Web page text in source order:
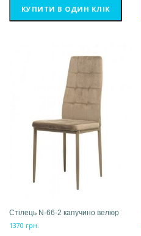
КУПИТИ В ОДИН КЛІК
Стілець N-66-2 капучино велюр
1370 грн.